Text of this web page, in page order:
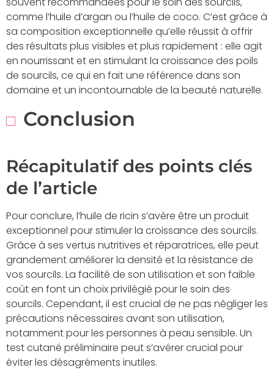
comme l’huile d’argan ou l’huile de coco. C’est grâce à
sa composition exceptionnelle qu’elle réussit à offrir
des résultats plus visibles et plus rapidement : elle agit
en nourrissant et en stimulant la croissance des poils
de sourcils, ce qui en fait une référence dans son
domaine et un incontournable de la beauté naturelle.
Conclusion
Récapitulatif des points clés
de l’article
Pour conclure, l’huile de ricin s’avère être un produit
exceptionnel pour stimuler la croissance des sourcils.
Grâce à ses vertus nutritives et réparatrices, elle peut
grandement améliorer la densité et la résistance de
vos sourcils. La facilité de son utilisation et son faible
coût en font un choix privilégié pour le soin des
sourcils. Cependant, il est crucial de ne pas négliger les
précautions nécessaires avant son utilisation,
notamment pour les personnes à peau sensible. Un
test cutané préliminaire peut s’avérer crucial pour
éviter les désagréments inutiles.